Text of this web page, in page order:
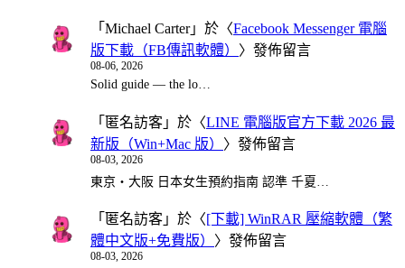
「 Michael Carter」於〈Facebook Messenger 電腦
版下載（FB傳訊軟體） 〉發佈留言
08-06, 2026
Solid guide — the lo…
「 匿名訪客 」於〈LINE 電腦版官方下載 2026 最
新版（Win+Mac 版） 〉發佈留言
08-03, 2026
東京・大阪 日本女生預約指南 認準 千夏…
「 匿名訪客 」於〈[下載] WinRAR 壓縮軟體（繁
體中文版+免費版） 〉發佈留言
08-03, 2026